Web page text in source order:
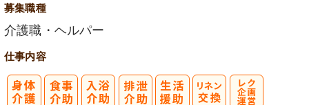
募集職種
介護職・ヘルパー
仕事内容